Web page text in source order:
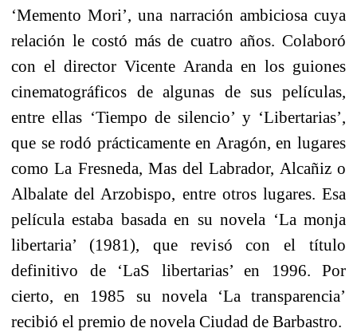
‘Memento Mori’, una narración ambiciosa cuya
relación le costó más de cuatro años. Colaboró
con el director Vicente Aranda en los guiones
cinematográficos de algunas de sus películas,
entre ellas ‘Tiempo de silencio’ y ‘Libertarias’,
que se rodó prácticamente en Aragón, en lugares
como La Fresneda, Mas del Labrador, Alcañiz o
Albalate del Arzobispo, entre otros lugares. Esa
película estaba basada en su novela ‘La monja
libertaria’ (1981), que revisó con el título
definitivo de ‘LaS libertarias’ en 1996. Por
cierto, en 1985 su novela ‘La transparencia’
recibió el premio de novela Ciudad de Barbastro.